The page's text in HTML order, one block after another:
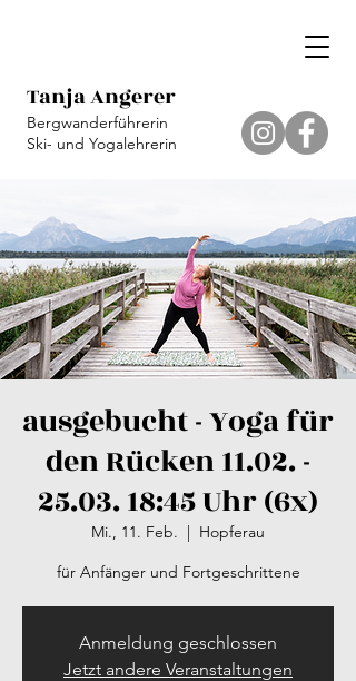
Tanja Angerer
Bergwanderführerin
Ski- und Yogalehrerin
ausgebucht - Yoga für
den Rücken 11.02. -
25.03. 18:45 Uhr (6x)
Mi., 11. Feb.
  |
Hopferau
für Anfänger und Fortgeschrittene
Anmeldung geschlossen
Jetzt andere Veranstaltungen